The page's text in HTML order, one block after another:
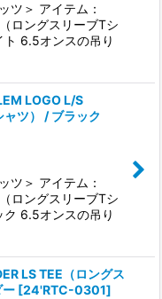
ツ＞ アイテム：
ロングスリーブTシ
6.5オンスの吊り
LOGO L/S
ツ） / ブラック
ツ＞ アイテム：
ロングスリーブTシ
6.5オンスの吊り
LS TEE（ロングス
ー [24'RTC-0301]